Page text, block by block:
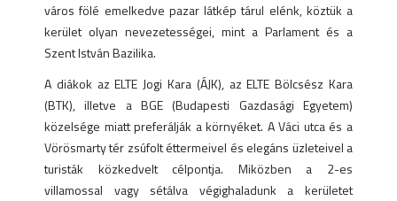
város fölé emelkedve pazar látkép tárul elénk, köztük a
kerület olyan nevezetességei, mint a Parlament és a
Szent István Bazilika.
A diákok az ELTE Jogi Kara (ÁJK), az ELTE Bölcsész Kara
(BTK), illetve a BGE (Budapesti Gazdasági Egyetem)
közelsége miatt preferálják a környéket. A Váci utca és a
Vörösmarty tér zsúfolt éttermeivel és elegáns üzleteivel a
turisták közkedvelt célpontja. Miközben a 2-es
villamossal vagy sétálva végighaladunk a kerületet